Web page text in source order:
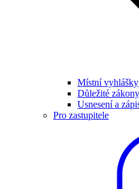
Místní vyhlášky
Důležité
Usnesení a
Pro zastupitele